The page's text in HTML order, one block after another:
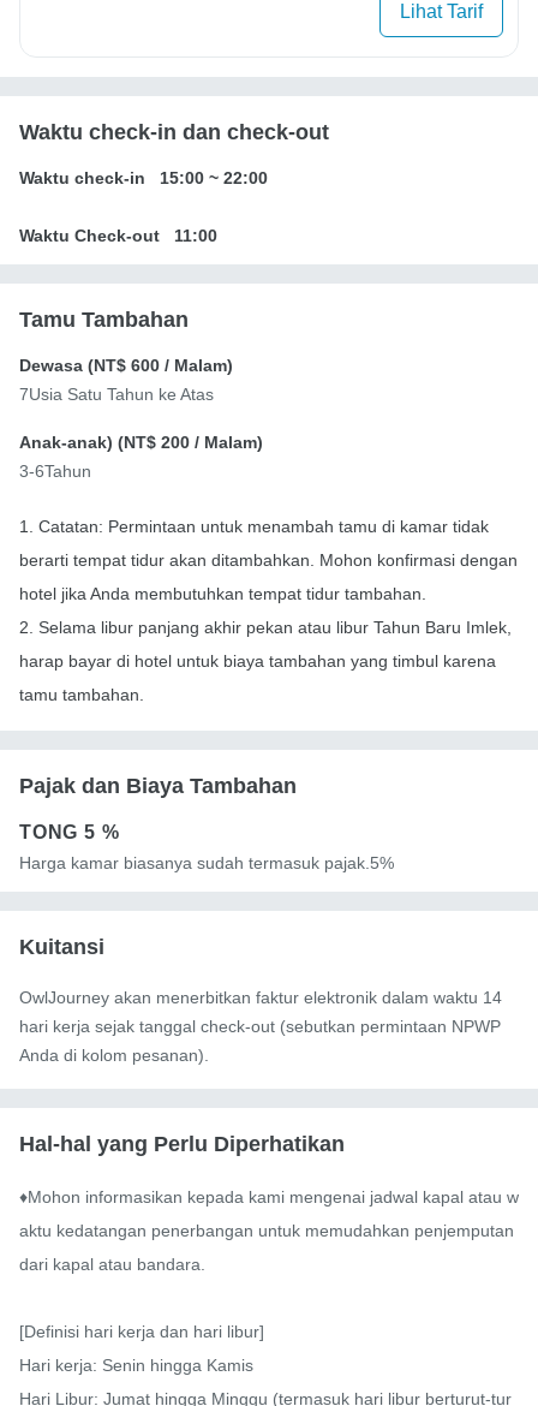
Lihat Tarif
Waktu check-in dan check-out
Waktu check-in 15:00 ~ 22:00
Waktu Check-out 11:00
Tamu Tambahan
Dewasa (NT$ 600 / Malam)
7Usia Satu Tahun ke Atas
Anak-anak) (NT$ 200 / Malam)
3-6Tahun
1. Catatan: Permintaan untuk menambah tamu di kamar tidak
berarti tempat tidur akan ditambahkan. Mohon konfirmasi dengan
hotel jika Anda membutuhkan tempat tidur tambahan.
2. Selama libur panjang akhir pekan atau libur Tahun Baru Imlek,
harap bayar di hotel untuk biaya tambahan yang timbul karena
tamu tambahan.
Pajak dan Biaya Tambahan
TONG 5 %
Harga kamar biasanya sudah termasuk pajak.5%
Kuitansi
OwlJourney akan menerbitkan faktur elektronik dalam waktu 14
hari kerja sejak tanggal check-out (sebutkan permintaan NPWP
Anda di kolom pesanan).
Hal-hal yang Perlu Diperhatikan
♦Mohon informasikan kepada kami mengenai jadwal kapal atau w
aktu kedatangan penerbangan untuk memudahkan penjemputan
dari kapal atau bandara.
[Definisi hari kerja dan hari libur]
Hari kerja: Senin hingga Kamis
Hari Libur: Jumat hingga Minggu (termasuk hari libur berturut-tur